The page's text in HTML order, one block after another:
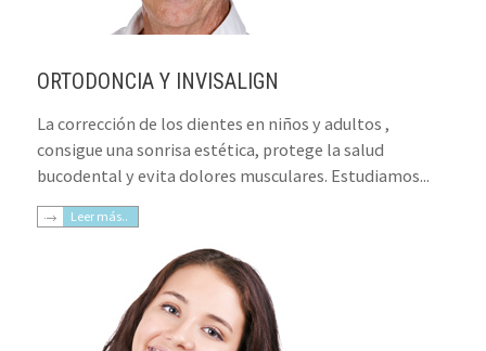
ORTODONCIA Y INVISALIGN
La corrección de los dientes en niños y adultos ,
consigue una sonrisa estética, protege la salud
bucodental y evita dolores musculares. Estudiamos...
Leer más..